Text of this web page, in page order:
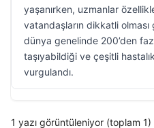
yaşanırken, uzmanlar
vatandaşların dikkatli
dünya genelinde 200’den
taşıyabildiği ve çeşitli
vurgulandı.
1 yazı görüntüleniyor (toplam 1)